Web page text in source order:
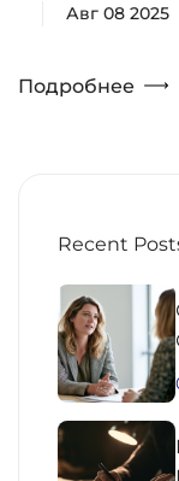
Авг 08 2025
Подробнее
Recent